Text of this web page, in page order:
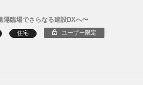
隔臨場でさらなる建設DXへ〜
住宅 ユーザー限定